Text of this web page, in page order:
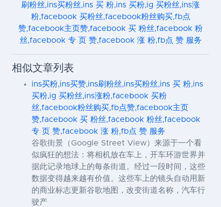
刷粉丝,ins买粉丝,ins 买 粉,ins 买粉,ig 买粉丝,ins涨
粉,facebook 买粉丝,facebook粉丝购买,fb点
赞,facebook主页赞,facebook 买 粉丝,facebook 粉
丝,facebook 专 页 赞,facebook 涨 粉,fb点 赞 服务
相似文章列表
ins买粉,ins买赞,ins刷粉丝,ins买粉丝,ins 买 粉,ins
买粉,ig 买粉丝,ins涨粉,facebook 买粉
丝,facebook粉丝购买,fb点赞,facebook主页
赞,facebook 买 粉丝,facebook 粉丝,facebook
专 页 赞,facebook 涨 粉,fb点 赞 服务
谷歌街景（Google Street View）来源于一个看
似疯狂的想法：将相机放在车上，开车环游世界并
据此记录地球上的每条街道。经过一段时间，这些
数据变得越来越有价值。这些车上的镜头自动用新
的商业标志更新谷歌地图，改变街道名称，汽车行
驶产